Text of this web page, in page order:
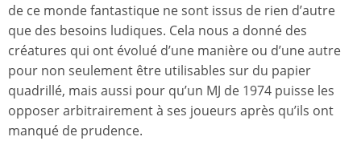
de ce monde fantastique ne sont issus de rien d’autre
que des besoins ludiques. Cela nous a donné des
créatures qui ont évolué d’une manière ou d’une autre
pour non seulement être utilisables sur du papier
quadrillé, mais aussi pour qu’un MJ de 1974 puisse les
opposer arbitrairement à ses joueurs après qu’ils ont
manqué de prudence.